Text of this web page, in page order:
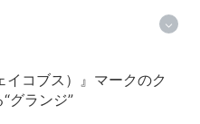
イコブス）』マークのク
グランジ”